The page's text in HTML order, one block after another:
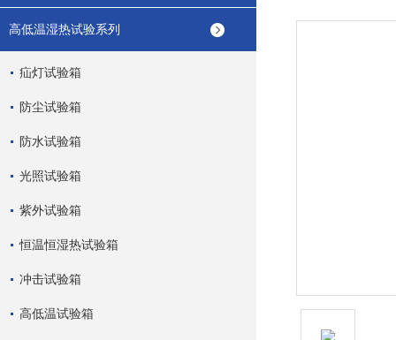
高低温湿热试验系列
疝灯试验箱
防尘试验箱
防水试验箱
光照试验箱
紫外试验箱
恒温恒湿热试验箱
冲击试验箱
高低温试验箱